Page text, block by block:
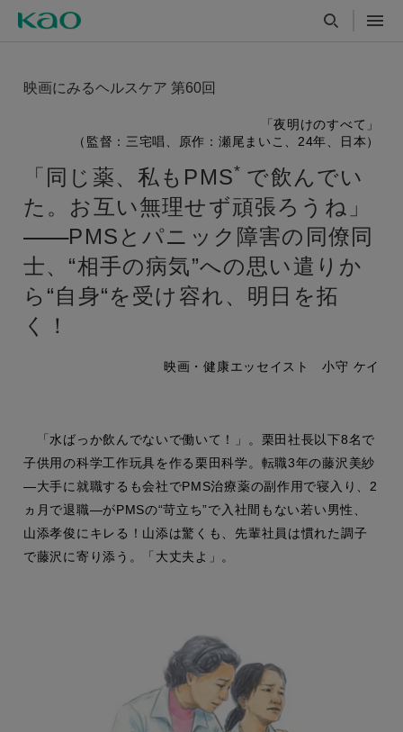
映画にみるヘルスケア 第60回
「夜明けのすべて」
（監督：三宅唱、原作：瀬尾まいこ、24年、日本）
「同じ薬、私もPMS* で飲んでい
た。お互い無理せず頑張ろうね」
PMSとパニック障害の同僚同
士、“相手の病気”への思い遣りか
ら“自身“を受け容れ、明日を拓
く！
映画・健康エッセイスト 小守 ケイ
「水ばっか飲んでないで働いて！」。栗田社長以下8名で
子供用の科学工作玩具を作る栗田科学。転職3年の藤沢美紗
―大手に就職するも会社でPMS治療薬の副作用で寝入り、2
ヵ月で退職―がPMSの“苛立ち”で入社間もない若い男性、
山添孝俊にキレる！山添は驚くも、先輩社員は慣れた調子
で藤沢に寄り添う。「大丈夫よ」。